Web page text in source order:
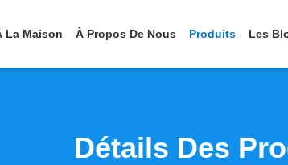
La Maison À Propos De Nous Produits Les
Détails Des